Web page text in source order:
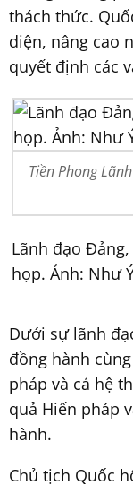
thách thức.
diện, nâng cao
quyết định các
Tiền Phong
Lãnh đạo
họp. Ảnh: Như
Dưới sự lãnh
đồng hành
pháp và cả hệ
quả Hiến pháp
hành.
Chủ tịch Quốc